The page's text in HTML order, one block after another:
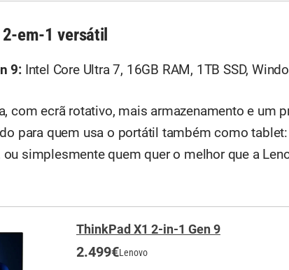
em-1 versátil
9: Intel Core Ultra 7, 16GB RAM, 1TB SSD,
com ecrã rotativo, mais armazenamento e um
para quem usa o portátil também como
simplesmente quem quer o melhor que a
ThinkPad X1 2-in-1 Gen 9
2.499€Lenovo